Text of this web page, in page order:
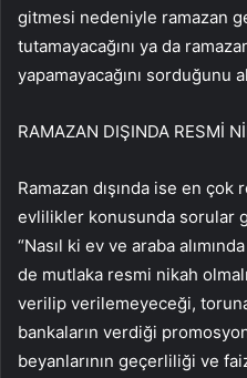
gitmesi nedeniyle ramazan
tutamayacağını ya da
yapamayacağını sorduğunu
RAMAZAN DIŞINDA RESMİ
Ramazan dışında ise en çok
evlilikler konusunda sorular
“Nasıl ki ev ve araba
de mutlaka resmi nikah
verilip verilemeyeceği,
bankaların verdiği
beyanlarının geçerliliği ve